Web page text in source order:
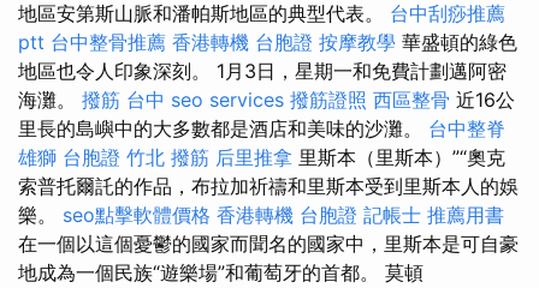
地區安第斯山脈和潘帕斯地區的典型代表。 台中刮痧推薦
ptt 台中整骨推薦 香港轉機 台胞證 按摩教學 華盛頓的綠色
地區也令人印象深刻。 1月3日，星期一和免費計劃邁阿密
海灘。 撥筋 台中 seo services 撥筋證照 西區整骨 近16公
里長的島嶼中的大多數都是酒店和美味的沙灘。 台中整脊
雄獅 台胞證 竹北 撥筋 后里推拿 里斯本（里斯本）”“奧克
索普托爾託的作品，布拉加祈禱和里斯本受到里斯本人的娛
樂。 seo點擊軟體價格 香港轉機 台胞證 記帳士 推薦用書
在一個以這個憂鬱的國家而聞名的國家中，里斯本是可自豪
地成為一個民族“遊樂場”和葡萄牙的首都。 莫頓